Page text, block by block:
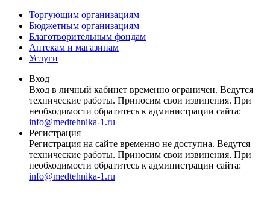
Торгующим организациям
Бюджетным организациям
Благотворительным фондам
Аптекам и магазинам
Услуги
Вход
Вход в личный кабинет временно ограничен. Ведутся
технические работы. Приносим свои извинения. При
необходимости обратитесь к администрации сайта:
info@medtehnika-1.ru
Регистрация
Регистрация на сайте временно не доступна. Ведутся
технические работы. Приносим свои извинения. При
необходимости обратитесь к администрации сайта:
info@medtehnika-1.ru